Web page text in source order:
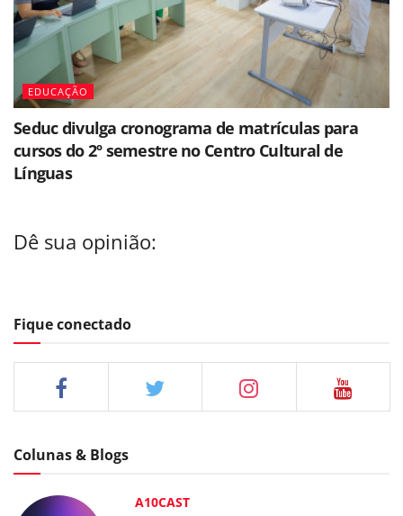
EDUCAÇÃO
Seduc divulga cronograma de matrículas para
cursos do 2º semestre no Centro Cultural de
Línguas
Dê sua opinião:
Fique conectado
Colunas & Blogs
A10CAST